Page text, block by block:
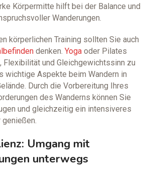
Körpermitte hilft bei der Balance und
Wanderungen.
körperlichen Training sollten Sie auch
denken. Yogaoder Pilates
Flexibilität und Gleichgewichtssinn zu
wichtige Aspekte beim Wandern in
Durch die Vorbereitung Ihres
des Wanderns können Sie
und gleichzeitig ein intensiveres
genießen.
Umgang mit
unterwegs